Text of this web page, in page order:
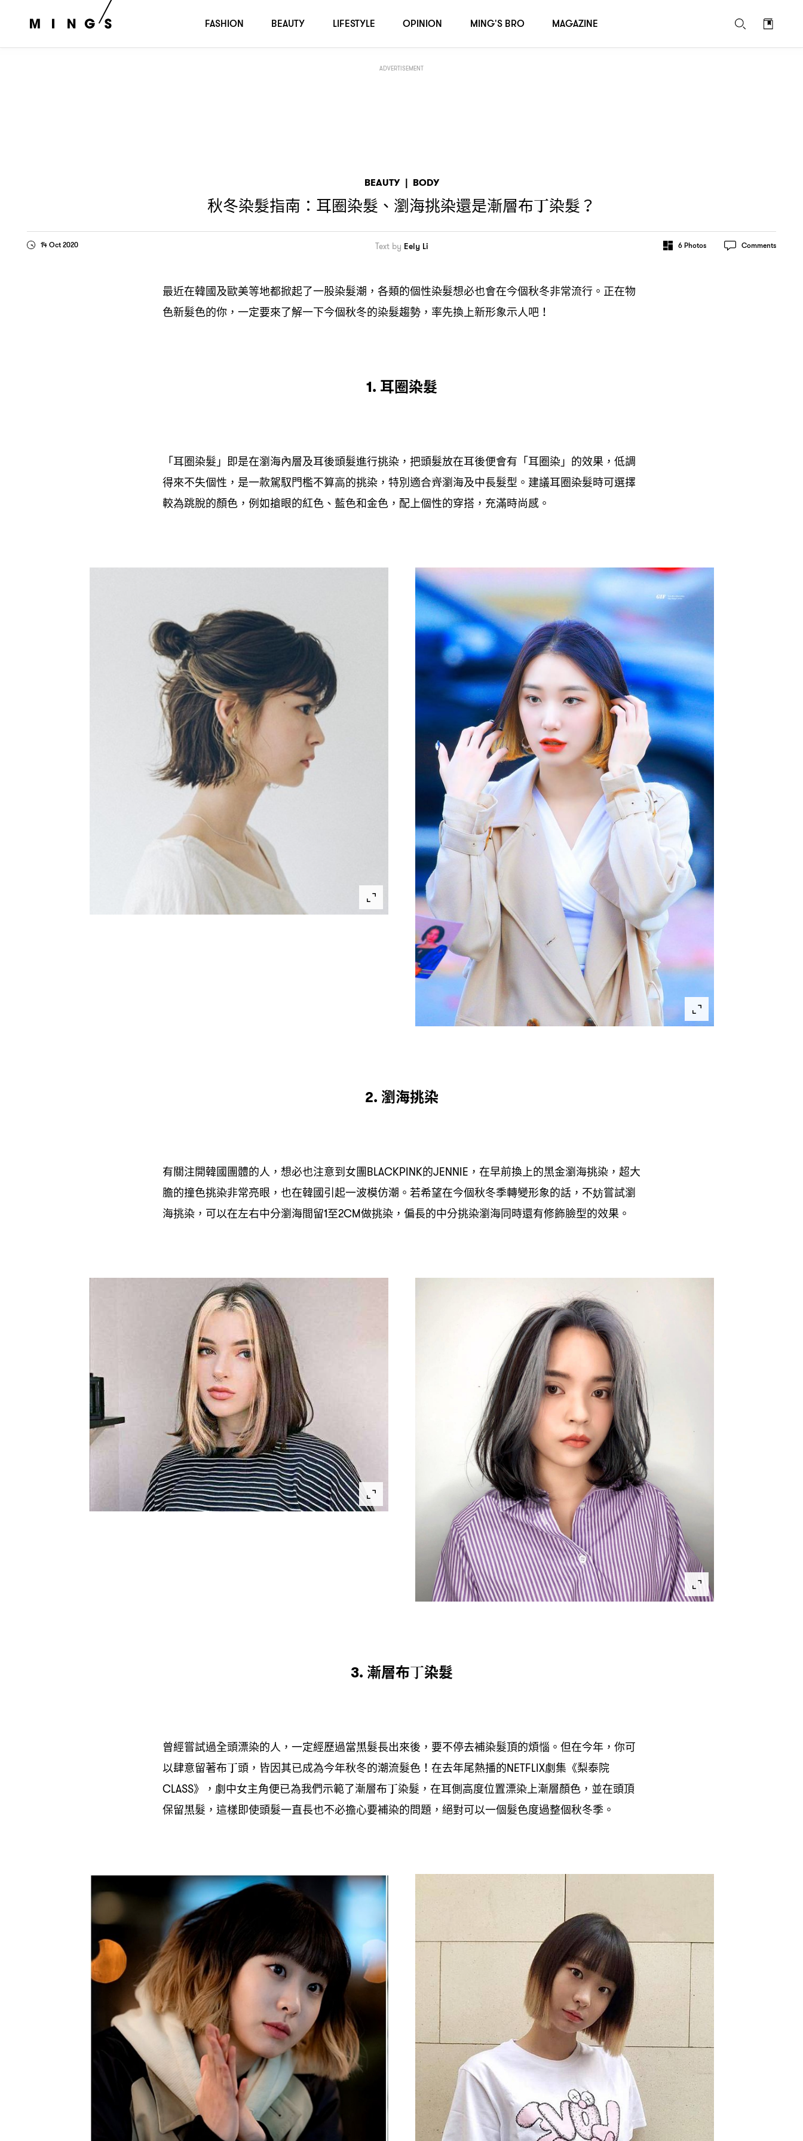
ADVERTISEMENT
BEAUTY | BODY
秋冬染髮指南 ： 耳圈染髮、瀏海挑染還是漸層布丁染髮 ？
14 Oct 2020 Text by Eely Li 6Photos Comments
最近在韓國及歐美等地都掀起了一股染髮潮 ， 各類的個性染髮想必也會在今個秋冬非常流行。正在物
色新髮色的你 ， 一定要來了解一下今個秋冬的染髮趨勢 ， 率先換上新形象示人吧 ！
1. 耳圈染髮
「耳圈染髮」即是在瀏海內層及耳後頭髮進行挑染 ， 把頭髮放在耳後便會有「耳圈染」的效果 ， 低調
得來不失個性 ， 是一款駕馭門檻不算高的挑染 ， 特別適合齊瀏海及中長髮型。建議耳圈染髮時可選擇
較為跳脫的顏色 ， 例如搶眼的紅色、藍色和金色 ， 配上個性的穿搭 ， 充滿時尚感。
2. 瀏海挑染
有關注開韓國團體的人 ， 想必也注意到女團BLACKPINK的JENNIE， 在早前換上的黑金瀏海挑染 ， 超大
膽的撞色挑染非常亮眼 ， 也在韓國引起一波模仿潮。若希望在今個秋冬季轉變形象的話 ， 不妨嘗試瀏
海挑染 ， 可以在左右中分瀏海間留1至2CM做挑染 ， 偏長的中分挑染瀏海同時還有修飾臉型的效果。
3. 漸層布丁染髮
曾經嘗試過全頭漂染的人 ， 一定經歷過當黑髮長出來後 ， 要不停去補染髮頂的煩惱。但在今年 ， 你可
以肆意留著布丁頭 ， 皆因其已成為今年秋冬的潮流髮色 ！ 在去年尾熱播的NETFLIX劇集《梨泰院
CLASS》 ， 劇中女主角便已為我們示範了漸層布丁染髮 ， 在耳側高度位置漂染上漸層顏色 ， 並在頭頂
保留黑髮 ， 這樣即使頭髮一直長也不必擔心要補染的問題 ， 絕對可以一個髮色度過整個秋冬季。
FASHION BEAUTY LIFESTYLE OPINION MING'S BRO MAGAZINE
秋冬染髮指南：